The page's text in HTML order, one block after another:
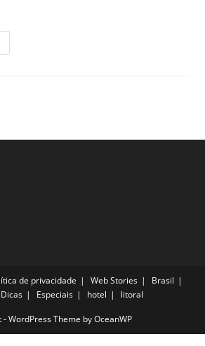
de privacidade Web Stories
Brasil
Dicas Especiais hotel litoral
WordPress Theme by OceanWP